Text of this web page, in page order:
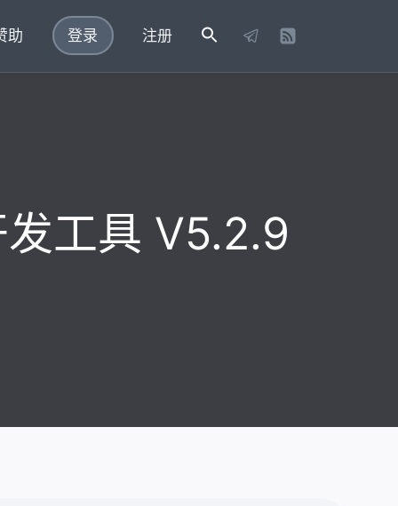
助 登录 注册
工具 V5.2.9